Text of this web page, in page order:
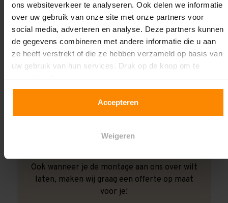
ons websiteverkeer te analyseren. Ook delen we informatie
over uw gebruik van onze site met onze partners voor
social media, adverteren en analyse. Deze partners kunnen
de gegevens combineren met andere informatie die u aan
ze heeft verstrekt of die ze hebben verzameld op basis van
uw gebruik van hun services. Druk op de knop om te
accepteren!
Accepteren
Weigeren
Ook wanneer je de montage aan ons over wilt
laten, maken wij graag een offerte op maat
voor je!